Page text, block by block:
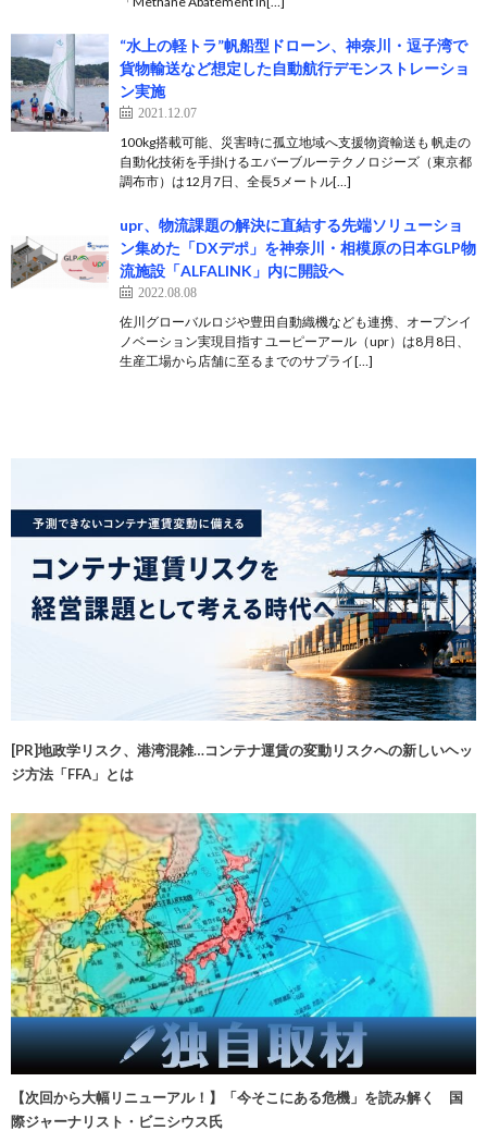
“水上の軽トラ”帆船型ドローン、神奈川・逗子湾で
貨物輸送など想定した自動航行デモンストレーショ
ン実施
2021.12.07
100kg搭載可能、災害時に孤立地域へ支援物資輸送も 帆走の
自動化技術を手掛けるエバーブルーテクノロジーズ（東京都
調布市）は12月7日、全長5メートル[…]
upr、物流課題の解決に直結する先端ソリューショ
ン集めた「DXデポ」を神奈川・相模原の日本GLP物
流施設「ALFALINK」内に開設へ
2022.08.08
佐川グローバルロジや豊田自動織機なども連携、オープンイ
ノベーション実現目指す ユーピーアール（upr）は8月8日、
生産工場から店舗に至るまでのサプライ[…]
[PR]地政学リスク、港湾混雑…コンテナ運賃の変動リスクへの新しいヘッ
ジ方法「FFA」とは
【次回から大幅リニューアル！】「今そこにある危機」を読み解く 国
際ジャーナリスト・ビニシウス氏